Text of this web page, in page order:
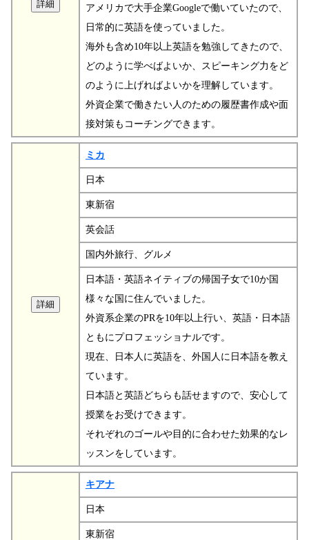
アメリカで大手企業Googleで働いていたので、
日常的に英語を使っていました。
海外も含め10年以上英語を勉強してきたので、
どのように学べばよいか、スピーキング力をど
のように上げればよいかを理解しています。
外資企業で働きたい人のための履歴書作成や面
接対策もコーチングできます。
ミカ
日本
東新宿
英会話
国内外旅行、グルメ
日本語・英語ネイティブの帰国子女で10か国
様々な国に住んでいました。
外資系企業のPRを10年以上行い、英語・日本語
ともにプロフェッショナルです。
現在、日本人に英語を、外国人に日本語を教え
ています。
日本語と英語どちらも話せますので、安心して
授業をお受けできます。
それぞれのゴールや目的に合わせた効果的なレ
ッスンをしています。
キアナ
日本
東新宿